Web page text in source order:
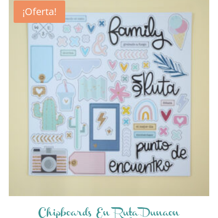
¡Oferta!
Chipboards En Ruta Dunaon